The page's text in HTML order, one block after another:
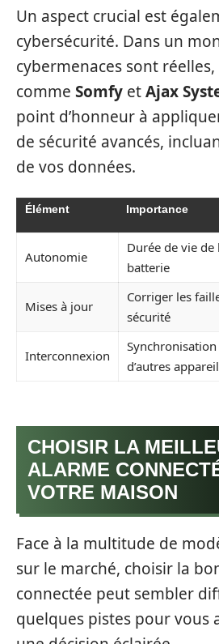
Un aspect crucial est
cybersécurité. Dans un
cybermenaces sont
comme Somfy etAjax
point d’honneur à
de sécurité avancés,
de vos données.
Élément Importance
Autonomie
Durée de vie de
batterie
Mises à jour
Corriger les
sécurité
Interconnexion
Synchronisation
d’autres
CHOISIR LA
ALARME
VOTRE MAISON
Face à la multitude de
sur le marché, choisir la
connectée peut sembler
quelques pistes pour vous